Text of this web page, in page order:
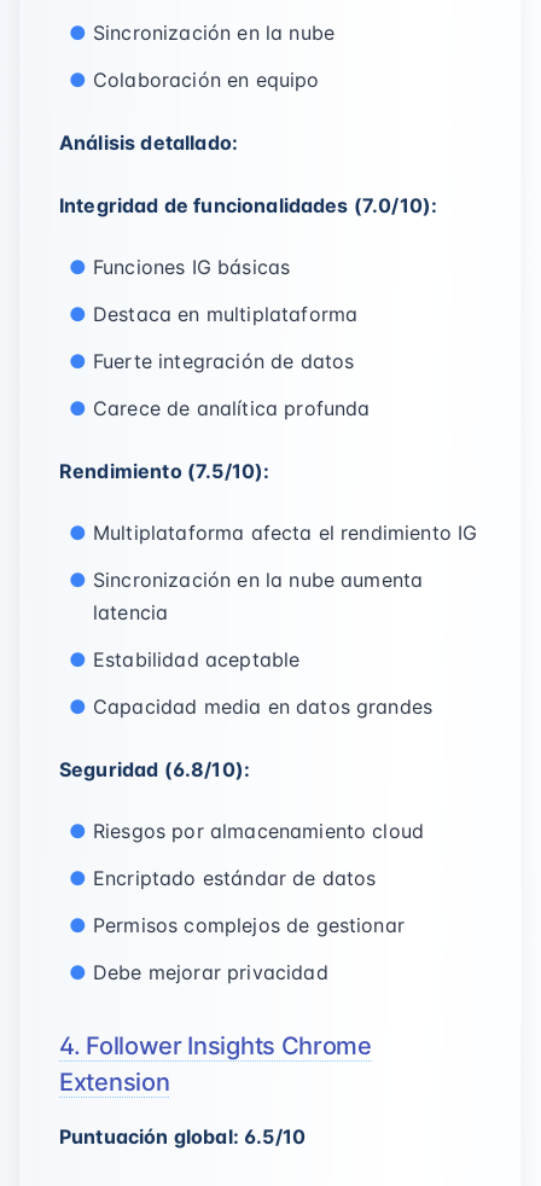
Sincronización en la nube
Colaboración en equipo
Análisis detallado:
Integridad de funcionalidades (7.0/10):
Funciones IG básicas
Destaca en multiplataforma
Fuerte integración de datos
Carece de analítica profunda
Rendimiento (7.5/10):
Multiplataforma afecta el rendimiento IG
Sincronización en la nube aumenta
latencia
Estabilidad aceptable
Capacidad media en datos grandes
Seguridad (6.8/10):
Riesgos por almacenamiento cloud
Encriptado estándar de datos
Permisos complejos de gestionar
Debe mejorar privacidad
4. Follower Insights Chrome
Extension
Puntuación global: 6.5/10